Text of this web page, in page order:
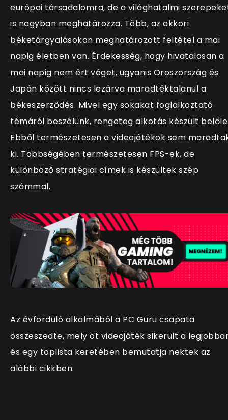
európai társadalomra, de a világhatalmi
is nagyban meghatározza. Több, az akkori
béketárgyalásokon meghatározott feltétel a mai
napig életben van. Érdekesség, hogy hivatalosan a
mai napig nem ért véget, ugyanis Oroszország és
Japán között nincs lezárva maradtéktalanul a
békeszerződés. Mivel egy sokakat foglalkoztató
témáról beszélünk, rengeteg alkotás készült
Ebből természetesen a videojátékok sem
ki. Többségében természetesen FPS-ek, de
különböző stratégiai címek is készültek szép
számmal.
Az évforduló alkalmából a PC Guru csapata
összeszedte, mely öt videojáték sikerült a
és egy toplista keretében bemutatja nektek az
alábbi cikkben: